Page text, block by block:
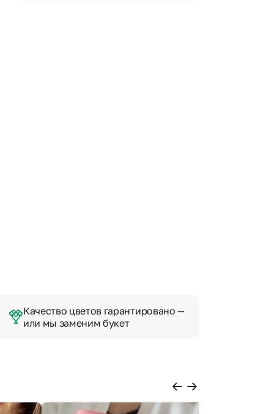
Качество цветов гарантировано —
или мы заменим букет